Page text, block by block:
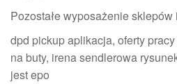
Pozostałe wyposażenie
dpd pickup aplikacja, oferty
na buty, irena sendlerowa
jest epo